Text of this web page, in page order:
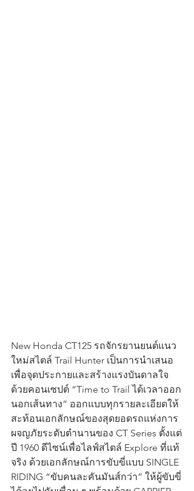
New Honda CT125 รถจักรยานยนต์แนว
ใหม่สไตล์ Trail Hunter เป็นการนำเสนอ
เพื่อจุดประกายและสร้างแรงบันดาลใจ
ด้วยคอนเซปต์ “Time to Trail ได้เวลาออก
นอกเส้นทาง” ออกแบบทุกรายละเอียดให้
สะท้อนเอกลักษณ์ของสุดยอดรถแห่งการ
ผจญภัยระดับตำนานของ CT Series ตั้งแต่
ปี 1960 ดีไซน์เพื่อไลฟ์สไตล์ Explore ที่แท้
จริง ด้วยเอกลักษณ์การขับขี่แบบ SINGLE
RIDING “ขับคนละคันมันส์กว่า” ให้ผู้ขับขี่